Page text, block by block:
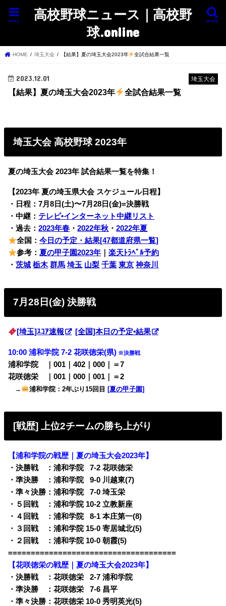
高校野球ニュース｜高校野
球.online
search
menu
HOME 埼玉大会 【結果】夏の埼玉大会2023年 全試合結果一覧
埼玉大会
2023.12.01
【結果】夏の埼玉大会2023年 全試合結果一覧
埼玉大会 高校野球 2023年
夏の埼玉大会 2023年 試合結果一覧を特集！
【2023年 夏の埼玉県大会 スケジュール日程】
・日程：7月8日(土)〜7月28日(金)=決勝戦
・中継： テレビ•インターネット中継リスト
・過去：2023年春 ・2022年秋 ・2022年夏
全国：今日の予定・結果[47都道府県一覧]
参考：夏の甲子園2023年 ｜楽天ﾄﾗﾍﾞﾙ予約
・茨城 栃木 群馬 埼玉 山梨 千葉 東京 神奈川
7月28日(金) 決勝戦
[埼玉]ｽｺｱ速報 [全国]本日の予定•結果
10:00 浦和学院 7-2 花咲徳栄(県) ※決勝戦
浦和学院 ｜001｜402｜000｜＝7
花咲徳栄 ｜001｜000｜001｜＝2
→ 浦和学院：2年ぶり15回目 [夏の甲子園]
[戦歴] 上位2チームの勝ち上がり
【浦和学院の戦歴｜夏の埼玉大会2023年】
・決勝戦 ：浦和学院
07-2 花咲徳栄
・準決勝 ：浦和学院
09-0 川越東(7)
・準々決勝：浦和学院
07-0 埼玉栄
・５回戦 ：浦和学院 10-2 立教新座
・４回戦 ：浦和学院
08-1 本庄第一(8)
・３回戦 ：浦和学院 15-0 寄居城北(5)
・２回戦 ：浦和学院 10-0 朝霞(5)
=====================================
【花咲徳栄の戦歴｜夏の埼玉大会2023年】
・決勝戦 ：花咲徳栄
02-7 浦和学院
・準決勝 ：花咲徳栄
07-6 昌平
・準々決勝：花咲徳栄 10-0 秀明英光(5)